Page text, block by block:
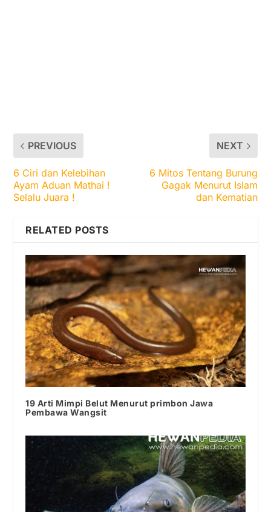
PREVIOUS
6 Ciri dan Kelebihan
Ayam Aduan Mathai !
Selalu Juara !
NEXT
6 Mitos Tentang Burung
Gagak Menurut Islam
dan Kematian
RELATED POSTS
19 Arti Mimpi Belut Menurut primbon Jawa
Pembawa Wangsit